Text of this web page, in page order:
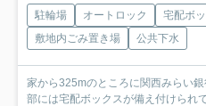
駐輪場 オートロック 宅配ボ
敷地内ごみ置き場
公共下水
家から325mのところに関西みらい
部には宅配ボックスが備え付けられ